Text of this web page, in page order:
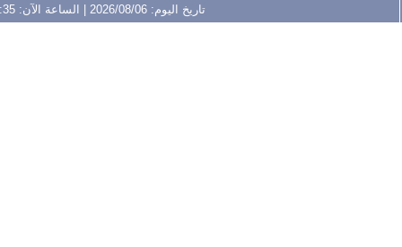
تاريخ اليوم: 2026/08/06 | الساعة الآن: 11:35